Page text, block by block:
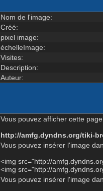
Nom de l'image:
Créé:
pixel image:
échelleImage:
Visites:
Description:
Auteur:
Vous pouvez afficher cette
http://amfg.dyndns.org/tiki-
Vous pouvez insérer l'image
<img src="http://
<img src="http://
Vous pouvez insérer l'image